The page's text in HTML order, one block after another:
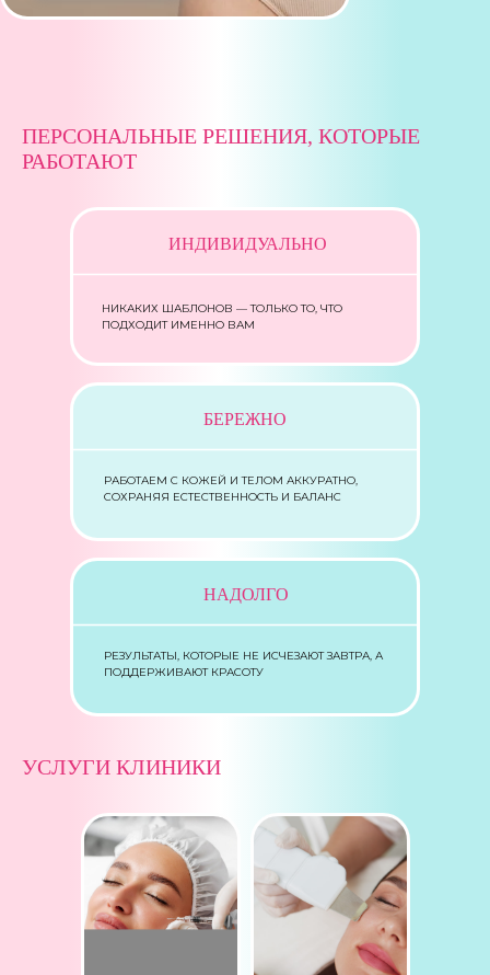
ПЕРСОНАЛЬНЫЕ РЕШЕНИЯ, КОТОРЫЕ
РАБОТАЮТ
ИНДИВИДУАЛЬНО
НИКАКИХ ШАБЛОНОВ — ТОЛЬКО ТО, ЧТО
ПОДХОДИТ ИМЕННО ВАМ
БЕРЕЖНО
РАБОТАЕМ С КОЖЕЙ И ТЕЛОМ АККУРАТНО,
СОХРАНЯЯ ЕСТЕСТВЕННОСТЬ И БАЛАНС
НАДОЛГО
РЕЗУЛЬТАТЫ, КОТОРЫЕ НЕ ИСЧЕЗАЮТ ЗАВТРА, А
ПОДДЕРЖИВАЮТ КРАСОТУ
УСЛУГИ КЛИНИКИ